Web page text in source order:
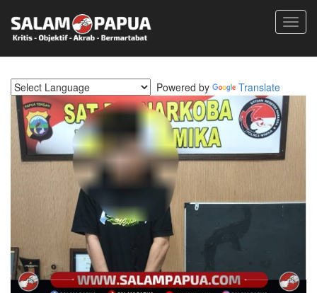
Powered by Translate